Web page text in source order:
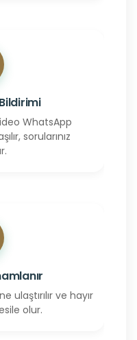
WhatsApp
sorularınız
ulaştırılır ve hayır
olur.